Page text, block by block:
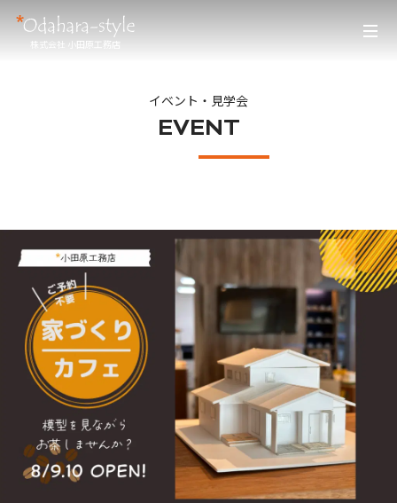
株式会社 小田原工務店
イベント・見学会
EVENT